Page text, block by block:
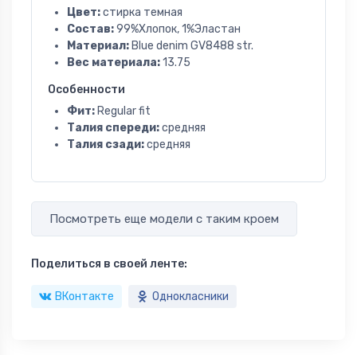
Цвет:стирка темная
Состав:99%Хлопок, 1%Эластан
Материал: Blue denim GV8488 str.
Вес материала:13.75
Особенности
Фит: Regular fit
Талия спереди:средняя
Талия сзади:средняя
Посмотреть еще модели с таким кроем
Поделиться в своей ленте:
ВКонтакте Однокласники